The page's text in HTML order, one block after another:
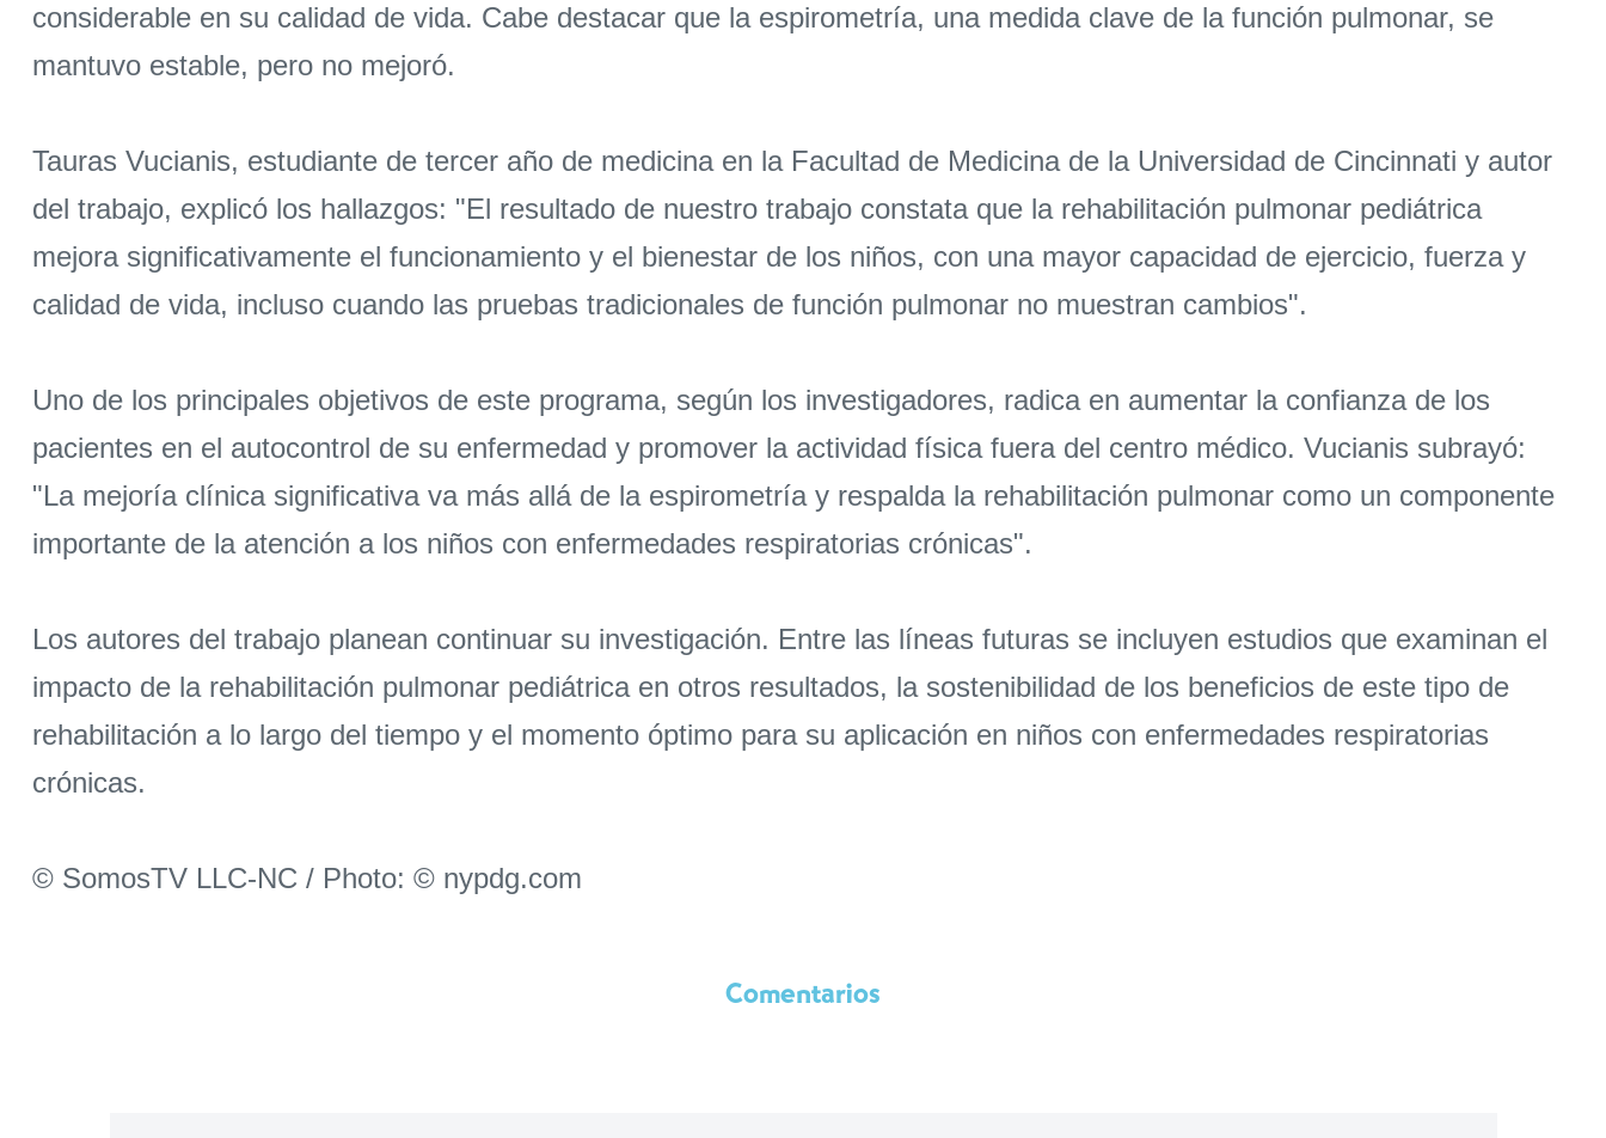
considerable en su calidad de vida. Cabe destacar que la espirometría, una medida clave de la función pulmonar, se
mantuvo estable, pero no mejoró.
Tauras Vucianis, estudiante de tercer año de medicina en la Facultad de Medicina de la Universidad de Cincinnati y autor
del trabajo, explicó los hallazgos: "El resultado de nuestro trabajo constata que la rehabilitación pulmonar pediátrica
mejora significativamente el funcionamiento y el bienestar de los niños, con una mayor capacidad de ejercicio, fuerza y
calidad de vida, incluso cuando las pruebas tradicionales de función pulmonar no muestran cambios".
Uno de los principales objetivos de este programa, según los investigadores, radica en aumentar la confianza de los
pacientes en el autocontrol de su enfermedad y promover la actividad física fuera del centro médico. Vucianis subrayó:
"La mejoría clínica significativa va más allá de la espirometría y respalda la rehabilitación pulmonar como un componente
importante de la atención a los niños con enfermedades respiratorias crónicas".
Los autores del trabajo planean continuar su investigación. Entre las líneas futuras se incluyen estudios que examinan el
impacto de la rehabilitación pulmonar pediátrica en otros resultados, la sostenibilidad de los beneficios de este tipo de
rehabilitación a lo largo del tiempo y el momento óptimo para su aplicación en niños con enfermedades respiratorias
crónicas.
© SomosTV LLC-NC / Photo: © nypdg.com
Comentarios